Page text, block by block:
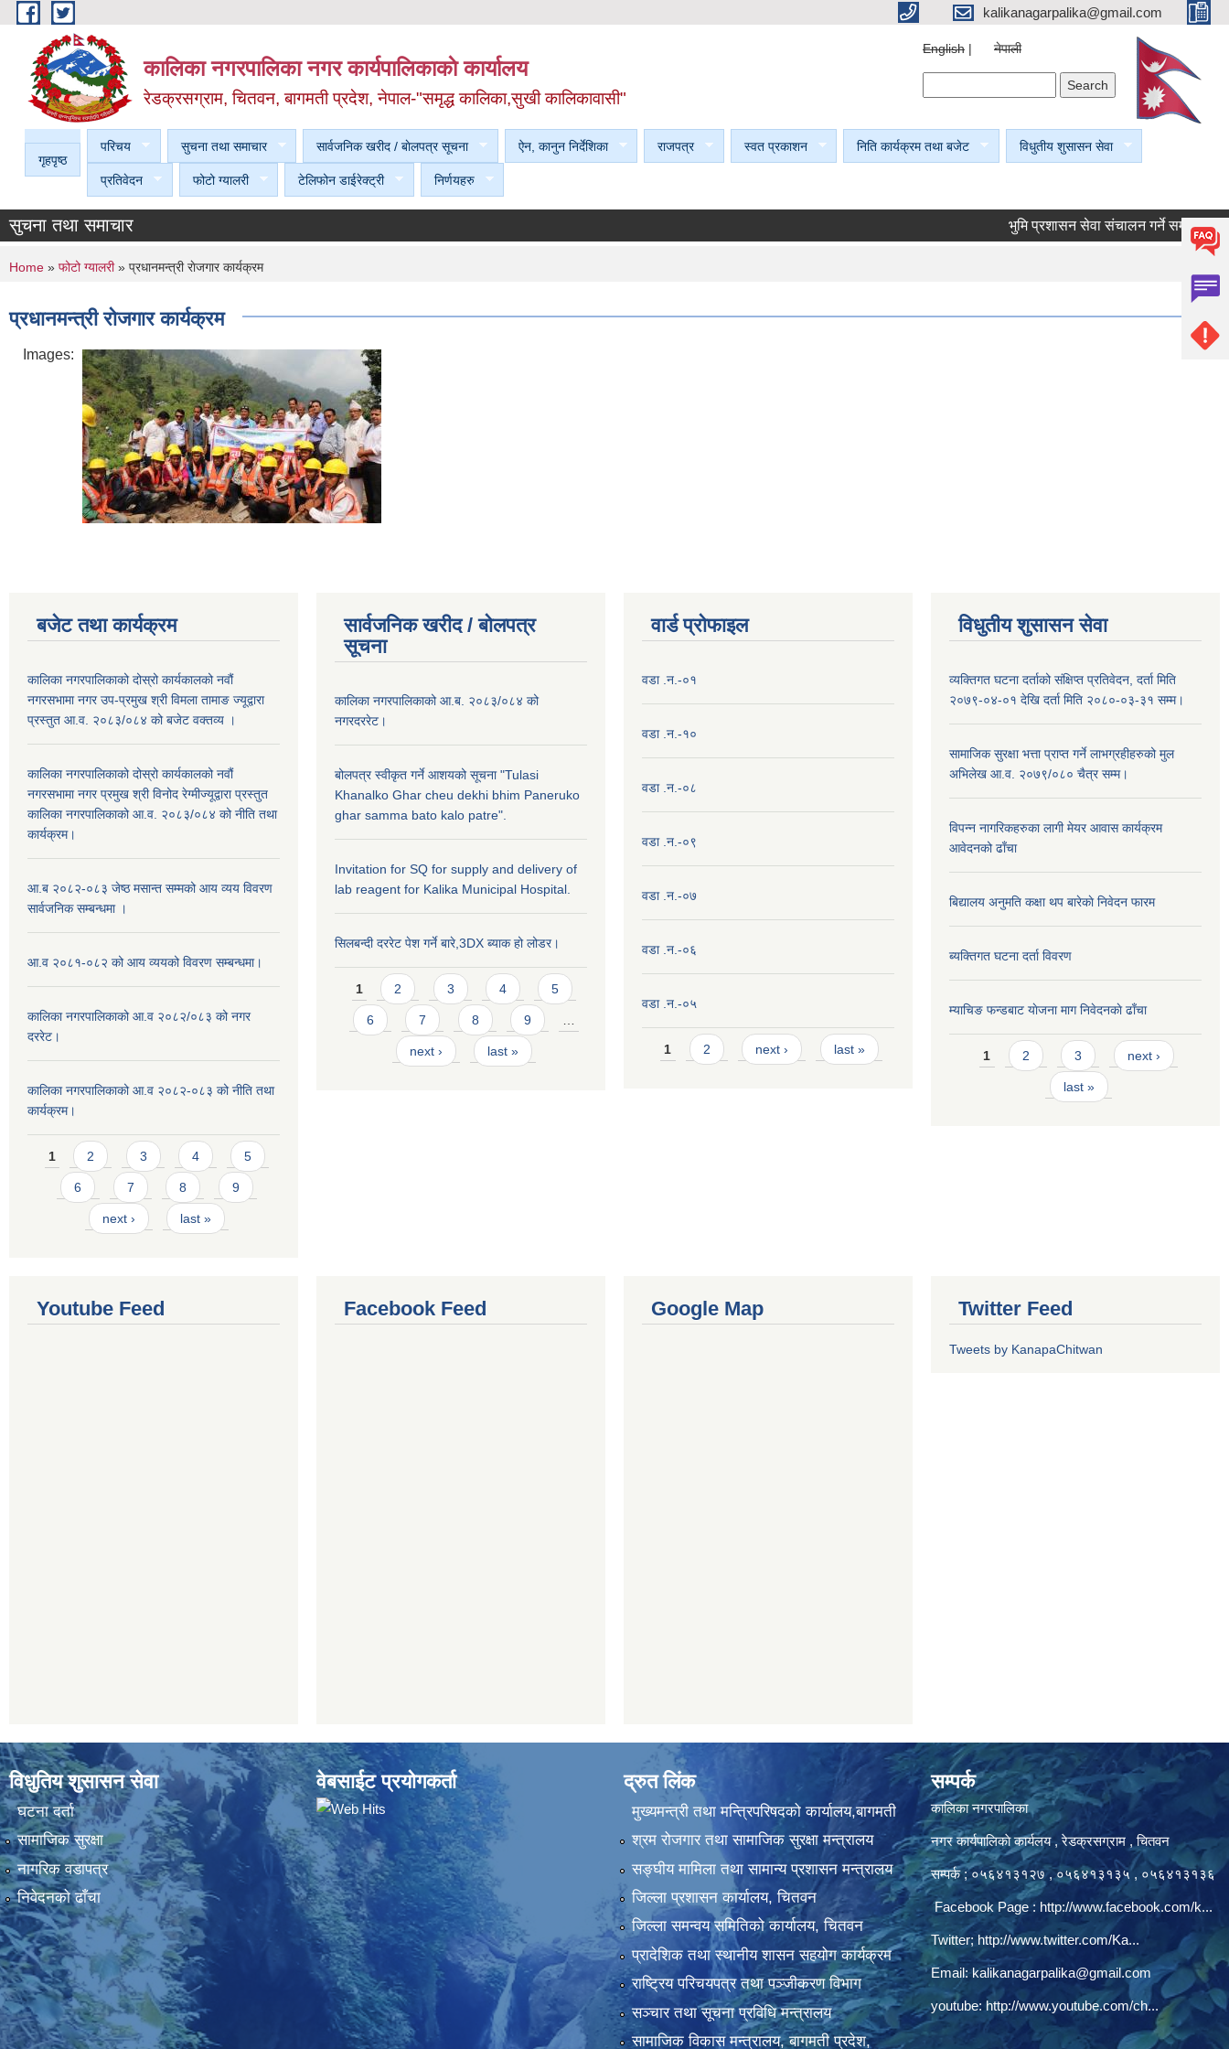
Skip to main content kalikanagarpalika@gmail.com
कालिका नगरपालिका नगर कार्यपालिकाकाे कार्यालय
रेडक्रसग्राम, चितवन, बागमती प्रदेश, नेपाल-"समृद्ध कालिका,सुखी कालिकावासी"
English नेपाली
गृहपृष्ठ
परिचय सुचना तथा समाचार सार्वजनिक खरीद / बाेलपत्र सूचना ऐन, कानुन निर्देशिका राजपत्र स्वत प्रकाशन निति कार्यक्रम तथा बजेट विधुतीय शुसासन सेवा
प्रतिवेदन फोटो ग्यालरी टेलिफोन डाईरेक्ट्री निर्णयहरु
सुचना तथा समाचार भुमि प्रशासन सेवा संचालन गर्ने सम्बन्धी सूचना।
You are here
Home » फोटो ग्यालरी» प्रधानमन्त्री राेजगार कार्यक्रम
प्रधानमन्त्री राेजगार कार्यक्रम
Images:
बजेट तथा कार्यक्रम
कालिका नगरपालिकाको दोस्रो कार्यकालको नवौं
नगरसभामा नगर उप-प्रमुख श्री विमला तामाङ ज्यूद्वारा
प्रस्तुत आ.व. २०८३/०८४ को बजेट वक्तव्य ।
कालिका नगरपालिकाको दोस्रो कार्यकालको नवौं
नगरसभामा नगर प्रमुख श्री विनोद रेग्मीज्यूद्वारा प्रस्तुत
कालिका नगरपालिकाको आ.व. २०८३/०८४ को नीति तथा
कार्यक्रम।
आ.ब २०८२-०८३ जेष्ठ मसान्त सम्मको आय व्यय विवरण
सार्वजनिक सम्बन्धमा ।
आ.व २०८१-०८२ को आय व्ययको विवरण सम्बन्धमा।
कालिका नगरपालिकाको आ.व २०८२/०८३ को नगर
दररेट।
कालिका नगरपालिकाको आ.व २०८२-०८३ को नीति तथा
कार्यक्रम।
Pages
1 2 3 4 5
6 7 8 9
next › last »
सार्वजनिक खरीद / बाेलपत्र
सूचना
कालिका नगरपालिकाको आ.ब. २०८३/०८४ को
नगरदररेट।
बोलपत्र स्वीकृत गर्ने आशयको सूचना "Tulasi
Khanalko Ghar cheu dekhi bhim Paneruko
ghar samma bato kalo patre".
Invitation for SQ for supply and delivery of
lab reagent for Kalika Municipal Hospital.
सिलबन्दी दररेट पेश गर्ने बारे,3DX ब्याक हो लोडर।
Pages
1 2 3 4 5
6 7 8 9
next › last »
वार्ड प्राेफाइल
वडा .न.-०१
वडा .न.-१०
वडा .न.-०८
वडा .न.-०९
वडा .न.-०७
वडा .न.-०६
वडा .न.-०५
Pages
1 2 next › last »
विधुतीय शुसासन सेवा
व्यक्तिगत घटना दर्ताको संक्षिप्त प्रतिवेदन, दर्ता मिति
२०७९-०४-०१ देखि दर्ता मिति २०८०-०३-३१ सम्म।
सामाजिक सुरक्षा भत्ता प्राप्त गर्ने लाभग्रहीहरुको मुल
अभिलेख आ.व. २०७९/०८० चैत्र सम्म।
विपन्न नागरिकहरुका लागी मेयर आवास कार्यक्रम
आवेदनको ढाँचा
बिद्यालय अनुमति कक्षा थप बारेकाे निवेदन फारम
ब्यक्तिगत घटना दर्ता विवरण
म्याचिङ फन्डबाट याेजना माग निवेदनकाे ढाँचा
Pages
1 2 3 next ›
last »
Youtube Feed Facebook Feed Google Map Twitter Feed
Tweets by KanapaChitwan
विधुतिय शुसासन सेवा
घटना दर्ता
सामाजिक सुरक्षा
नागरिक वडापत्र
निवेदनकाे ढाँचा
वेबसाईट प्रयोगकर्ता द्रुत लिंक
मुख्यमन्त्री तथा मन्त्रिपरिषदको कार्यालय,बागमती
श्रम रोजगार तथा सामाजिक सुरक्षा मन्त्रालय
सङ्‍घीय मामिला तथा सामान्य प्रशासन मन्त्रालय
जिल्ला प्रशासन कार्यालय, चितवन
जिल्ला समन्वय समितिको कार्यालय, चितवन
प्रादेशिक तथा स्थानीय शासन सहयोग कार्यक्रम
राष्ट्रिय परिचयपत्र तथा पञ्‍जीकरण विभाग
सञ्‍चार तथा सूचना प्रविधि मन्त्रालय
सामाजिक विकास मन्त्रालय, बागमती प्रदेश,
सम्पर्क
कालिका नगरपालिका
नगर कार्यपालिकाे कार्यलय‍ , रेडक्रसग्राम , चितवन
सम्पर्क ; ०५६४१३१२७ , ०५६४१३१३५ , ०५६४१३१३६
Facebook Page : http://www.facebook.com/k...
Twitter; http://www.twitter.com/Ka...
Email:kalikanagarpalika@gmail.com
youtube: http://www.youtube.com/ch...